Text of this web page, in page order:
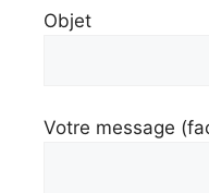
Objet
Votre message